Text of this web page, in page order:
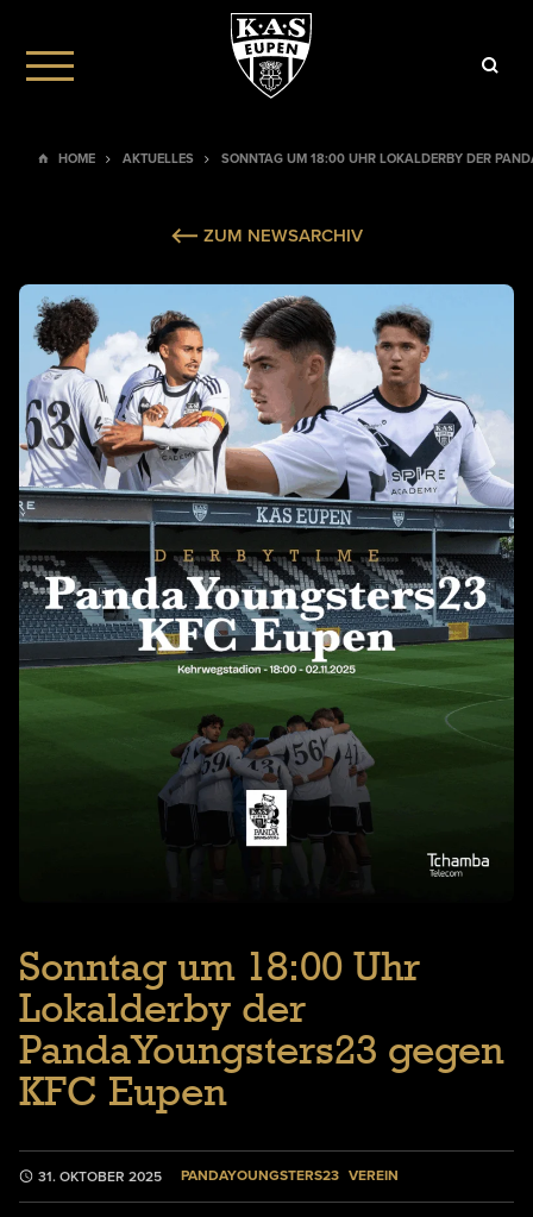
HOME AKTUELLES SONNTAG UM 18:00 UHR LOKALDERBY DER
ZUM NEWSARCHIV
Sonntag um 18:00 Uhr
Lokalderby der
PandaYoungsters23 gegen
KFC Eupen
31. OKTOBER 2025 PANDAYOUNGSTERS23 VEREIN